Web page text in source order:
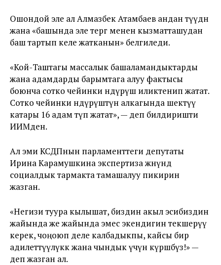
Ошондой эле ал Алмазбек Атамбаев андан өтүүдөн
жана «башында эле тергөө менен кызматташудан
баш тартып келе жатканын» белгиледи.
«Кой-Таштагы массалык башаламандыктарды
жана адамдарды барымтага алуу фактысы
боюнча сотко чейинки өндүрүш иликтенип жатат.
Сотко чейинки өндүрүштүн алкагында шектүү
катары 16 адам өтүп жатат», — деп билдиришти
ИИМден.
Ал эми КСДПнын парламенттеги депутаты
Ирина Карамушкина экспертиза жөнүндө
социалдык тармакта тамашалуу пикирин
жазган.
«Негизи туура кылышат, биздин акыл эсибиздин
жайында же жайында эмес экендигин текшерүү
керек, чоңоюп деле калбадыкпы, кайсы бир
адилеттүүлүккө жана чындык үчүн күрөшөбүз!» —
деп жазган ал.